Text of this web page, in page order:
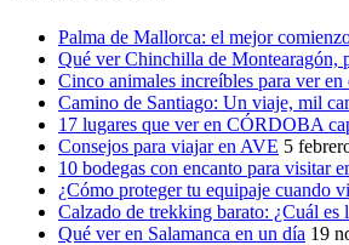
Palma de Mallorca: el mejor
Qué ver Chinchilla de Montearagón,
Cinco animales increíbles para ver
Camino de Santiago: Un viaje, mil
17 lugares que ver en CÓRDOBA
Consejos para viajar en AVE 5
10 bodegas con encanto para visitar
¿Cómo proteger tu equipaje cuando
Calzado de trekking barato: ¿Cuál es
Qué ver en Salamanca en un día 19